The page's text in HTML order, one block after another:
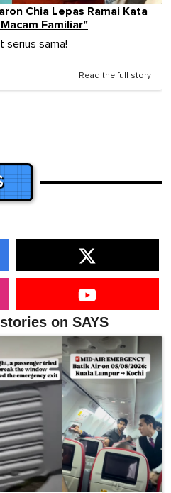
Chia Lepas Ramai Kata
Familiar"
serius sama!
Read the full story
on SAYS